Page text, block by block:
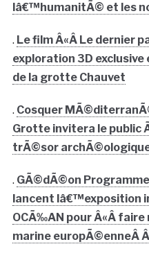
lâ€™humanitÃ© et les
. Le film Â«Â Le dernier
exploration 3D
de la grotte Chauvet
. Cosquer
Grotte invitera le public
trÃ©sor
. GÃ©dÃ©on
lancent lâ€™exposition
OCÃ‰AN pour Â«Â
marine europÃ©enneÂ